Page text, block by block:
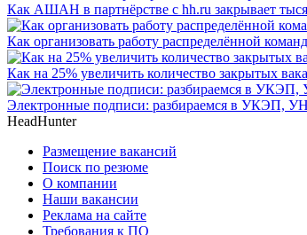
Как АШАН в партнёрстве с hh.ru закрывает
Как организовать работу распределённой
Как на 25% увеличить количество закрытых
Электронные подписи: разбираемся в УКЭП,
HeadHunter
Размещение вакансий
Поиск по резюме
О компании
Наши вакансии
Реклама на сайте
Требования к ПО